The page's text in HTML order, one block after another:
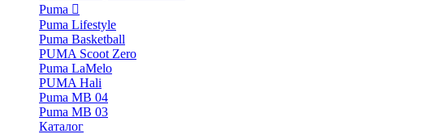
Puma
Puma Lifestyle
Puma Basketball
PUMA Scoot Zero
Puma LaMelo
PUMA Hali
Puma MB 04
Puma MB 03
Каталог